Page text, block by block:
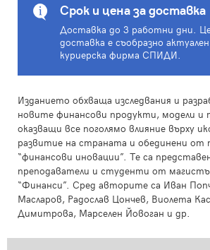
Срок и цена за доставка
Доставка до 3 работни дни.
доставка е съобразно
куриерска фирма СПИДИ.
Изданието обхваща изследвания и
новите финансови продукти, модели и
оказващи все поголямо влияние върху
развитие на страната и обединени от
“финансови иновации”. Те са
преподаватели и студенти от
“Финанси”. Сред авторите са Иван
Масларов, Радослав Цончев, Виолета
Димитрова, Марселен Йовоган и др.